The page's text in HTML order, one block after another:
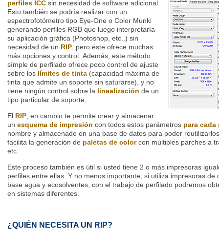
perfiles ICC sin necesidad de software adicional.
Esto también se podría realizar con un
espectrofotómetro tipo Eye-One o Color Munki
generando perfiles RGB que luego interpretaría
su aplicación gráfica (Photoshop, etc..) sin
necesidad de un RIP, pero éste ofrece muchas
más opciones y control. Además, este método
símple de perfilado ofrece poco control de ajuste
sobre los límites de tinta (capacidad máxima de
tinta que admite un soporte sin saturarse), y no
tiene ningún control sobre la linealización de un
tipo particular de soporte.
El RIP, en cambio te permite crear y almacenar
un esquema de impresión con todos estos parámetros para cada
nombre y almacenado en una base de datos para poder
facilita la generación de paletas de colorcon múltiples parches a
etc.
Este proceso también es útil si usted tiene 2 o más impresoras
perfiles entre ellas. Y no menos importante, si utiliza impresoras de
base agua y ecosolventes, con el trabajo de perfilado podremos
en sistemas diferentes.
¿QUIÉN NECESITA UN RIP?